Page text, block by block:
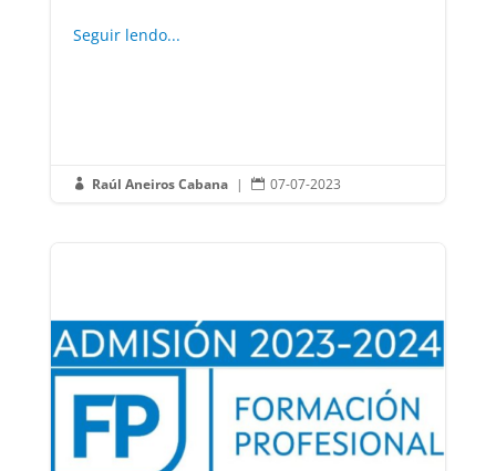
Seguir lendo...
 Raúl Aneiros Cabana |  07-07-2023